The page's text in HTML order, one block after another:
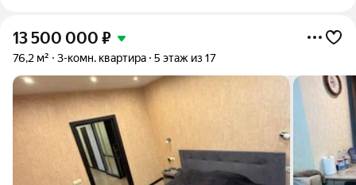
13 500 000 ₽
76,2 м² 3-комн. квартира 5 этаж из 17